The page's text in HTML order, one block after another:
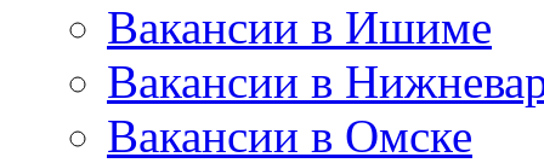
Вакансии в Ишиме
Вакансии в
Вакансии в Омске